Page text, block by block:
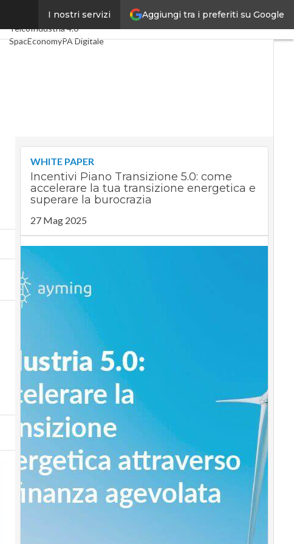
Aggiungi tra i preferiti su Google
I nostri servizi
Ultimi articoliDigital Economy
TelcoIndustria 4.0
SpacEconomyPA Digitale
WHITE PAPER
Incentivi Piano Transizione 5.0: come
accelerare la tua transizione energetica e
superare la burocrazia
27 Mag 2025